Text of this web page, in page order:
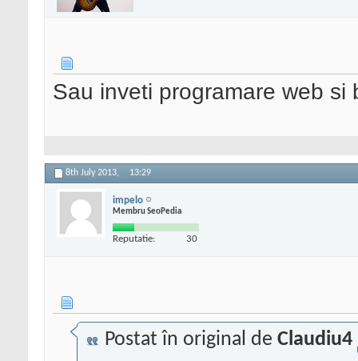
Sau inveti programare web si
8th July 2013, 13:29
impelo
Membru SeoPedia
Reputatie: 30
Postat în original de Claudiu4